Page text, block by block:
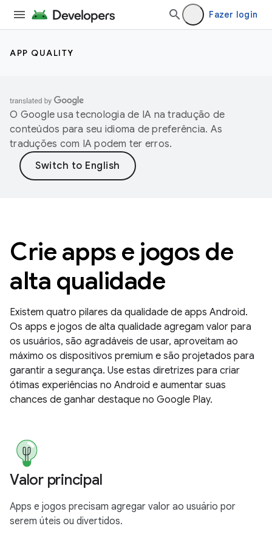
Fazer login
APP QUALITY
O Google usa tecnologia de IA na tradução de
conteúdos para seu idioma de preferência. As
traduções com IA podem ter erros.
Crie apps e jogos de
alta qualidade
Existem quatro pilares da qualidade de apps Android.
Os apps e jogos de alta qualidade agregam valor para
os usuários, são agradáveis de usar, aproveitam ao
máximo os dispositivos premium e são projetados para
garantir a segurança. Use estas diretrizes para criar
ótimas experiências no Android e aumentar suas
chances de ganhar destaque no Google Play.
Valor principal
Apps e jogos precisam agregar valor ao usuário por
serem úteis ou divertidos.